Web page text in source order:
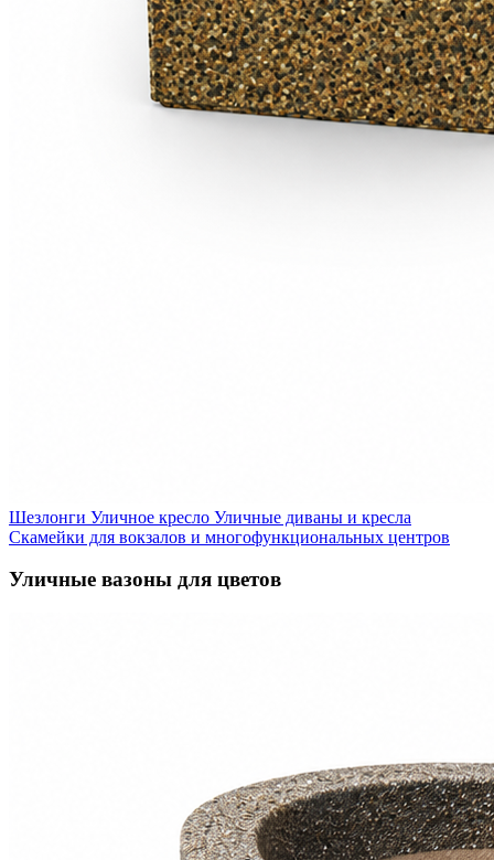
Шезлонги Уличное кресло Уличные диваны и кресла
Скамейки для вокзалов и многофункциональных центров
Уличные вазоны для цветов